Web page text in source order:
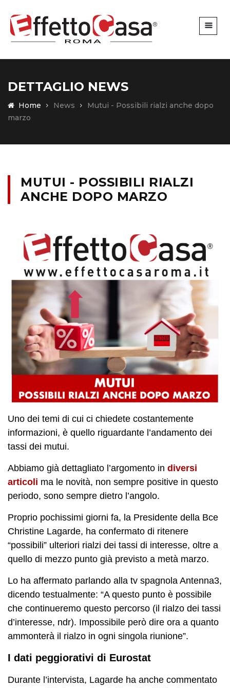
DETTAGLIO NEWS
Home News
Mutui - Possibili rialzi anche dopo
marzo
MUTUI - POSSIBILI RIALZI
ANCHE DOPO MARZO
Uno dei temi di cui ci chiedete costantemente
informazioni, è quello riguardante l’andamento dei
tassi dei mutui.
Abbiamo già dettagliato l’argomento in diversi
articoli ma le novità, non sempre positive in questo
periodo, sono sempre dietro l’angolo.
Proprio pochissimi giorni fa, la Presidente della Bce
Christine Lagarde, ha confermato di ritenere
“possibili” ulteriori rialzi dei tassi di interesse, oltre a
quello di mezzo punto già previsto a metà marzo.
Lo ha affermato parlando alla tv spagnola Antenna3,
dicendo testualmente: “A questo punto è possibile
che continueremo questo percorso (il rialzo dei tassi
d’interesse, ndr). Impossibile però dire ora a quanto
ammonterà il rialzo in ogni singola riunione”.
I dati peggiorativi di Eurostat
Durante l’intervista, Lagarde ha anche commentato